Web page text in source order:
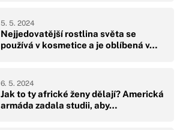
Nejjedovatější rostlina světa se
používá v kosmetice a je oblíbená v…
5. 5. 2024
Jak to ty africké ženy dělají? Americká
armáda zadala studii, aby…
6. 5. 2024